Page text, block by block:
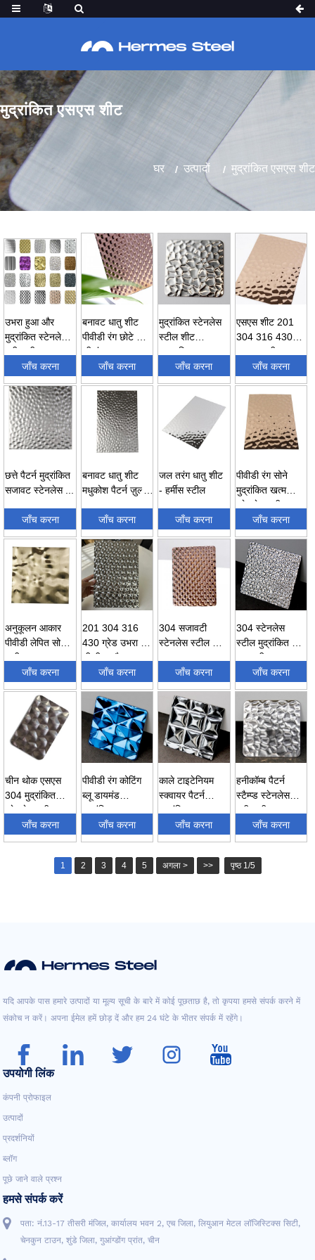
मुद्रांकित एसएस शीट
घर उत्पादों मुद्रांकित एसएस शीट
उभरा हुआ और
मुद्रांकित स्टेनलेस
स्टील शीट ...
जाँच करना
बनावट धातु शीट
पीवीडी रंग छोटे पानी
की बूंद...
जाँच करना
मुद्रांकित स्टेनलेस
स्टील शीट
अनुकूलित
स्टेनलेस...
जाँच करना
एसएस शीट 201
304 316 430
4X8 एफटी
सजावटी स्टैम...
जाँच करना
छत्ते पैटर्न मुद्रांकित
सजावट स्टेनलेस ...
जाँच करना
बनावट धातु शीट
मधुकोश पैटर्न ज़ुल्फ़
जाँच करना
जल तरंग धातु शीट
- हर्मीस स्टील
जाँच करना
पीवीडी रंग सोने
मुद्रांकित खत्म
स्टेनलेस स्टील एस
जाँच करना
अनुकूलन आकार
पीवीडी लेपित सोने
पानी लहर ...
जाँच करना
201 304 316
430 ग्रेड उभरा 3
डी दीवार पैनल
सीई...जाँच करना
304 सजावटी
स्टेनलेस स्टील शीट
जाँच करना
304 स्टेनलेस
स्टील मुद्रांकित शीट
सजावटी मा...
जाँच करना
चीन थोक एसएस
304 मुद्रांकित
स्टेनलेस स्टील ...
जाँच करना
पीवीडी रंग कोटिंग
ब्लू डायमंड
मुद्रांकित
स्टेनलेस...
जाँच करना
काले टाइटेनियम
स्क्वायर पैटर्न
मुद्रांकित
स्टेनलेस...
जाँच करना
हनीकॉम्ब पैटर्न
स्टैम्प्ड स्टेनलेस
स्टील शीट
जाँच करना
1 2 3 4 5 अगला > >> पृष्ठ 1/5
यदि आपके पास हमारे उत्पादों या मूल्य सूची के बारे में कोई पूछताछ है, तो कृपया हमसे संपर्क करने में
संकोच न करें। अपना ईमेल हमें छोड़ दें और हम 24 घंटे के भीतर संपर्क में रहेंगे।
उपयोगी लिंक
कंपनी प्रोफाइल
उत्पादों
प्रदर्शनियों
ब्लॉग
पूछे जाने वाले प्रश्न
हमसे संपर्क करें
पता: नं.13-17 तीसरी मंजिल, कार्यालय भवन 2, एच जिला, लियुआन मेटल लॉजिस्टिक्स सिटी,
चेनकुन टाउन, शुंडे जिला, गुआंग्डोंग प्रांत, चीन